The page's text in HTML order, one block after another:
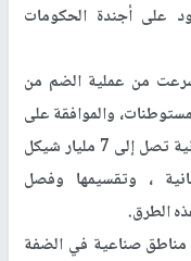
على أجندة الحكومات
من عملية الضم من
والموافقة على
مشاريع استيطانية جديدة، وتخصيص ميزانية تصل إلى 7 مليار شيكل
، وتقسيمها وفصل
الطرق.
مناطق صناعية في الضفة